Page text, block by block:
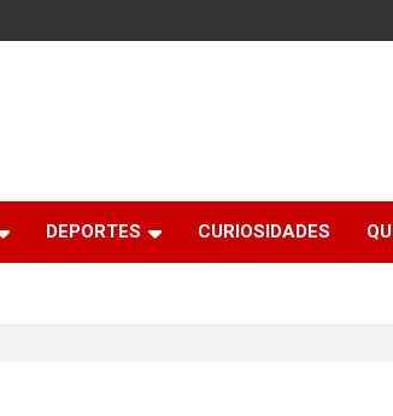
DEPORTES CURIOSIDADES